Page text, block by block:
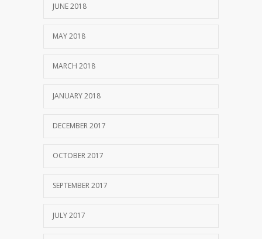
JUNE 2018
MAY 2018
MARCH 2018
JANUARY 2018
DECEMBER 2017
OCTOBER 2017
SEPTEMBER 2017
JULY 2017